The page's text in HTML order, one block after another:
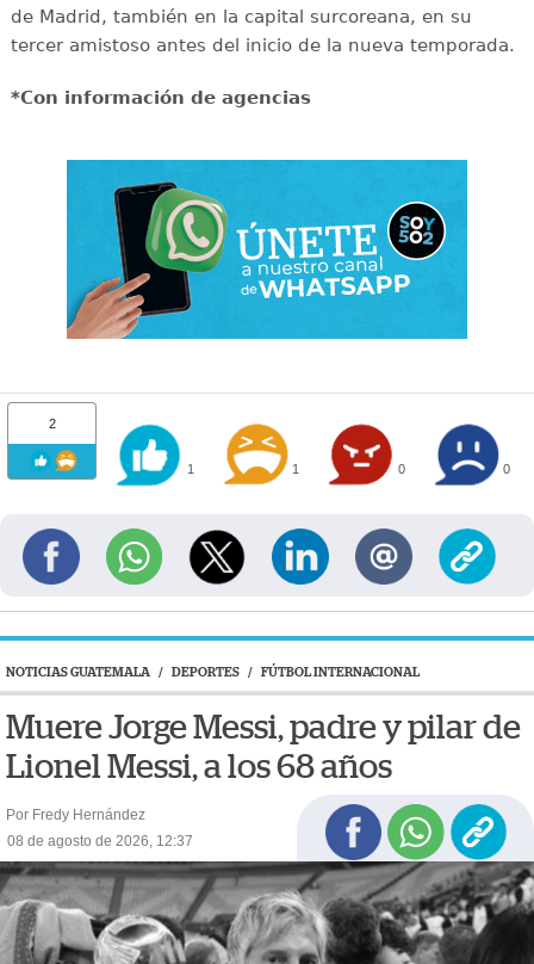
de Madrid, también en la capital surcoreana, en su
tercer amistoso antes del inicio de la nueva temporada.
*Con información de agencias
2
1 1 0 0
NOTICIAS GUATEMALA / DEPORTES / FÚTBOL INTERNACIONAL
Muere Jorge Messi, padre y pilar de
Lionel Messi, a los 68 años
Por Fredy Hernández
08 de agosto de 2026, 12:37